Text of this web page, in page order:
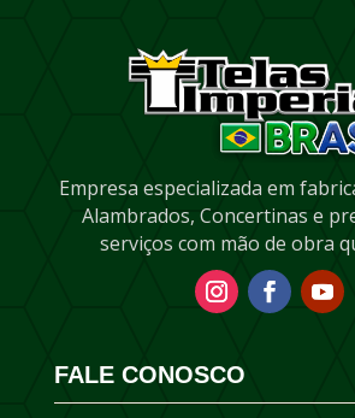
Empresa especializada em
Alambrados, Concertinas e
serviços com mão de obra
FALE CONOSCO